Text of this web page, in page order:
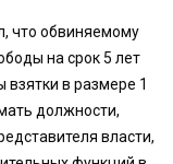
что обвиняемому
на срок 5 лет
в размере 1
должности,
власти,